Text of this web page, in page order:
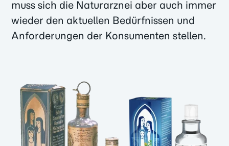
muss sich die Naturarznei aber auch immer
wieder den aktuellen Bedürfnissen und
Anforderungen der Konsumenten stellen.